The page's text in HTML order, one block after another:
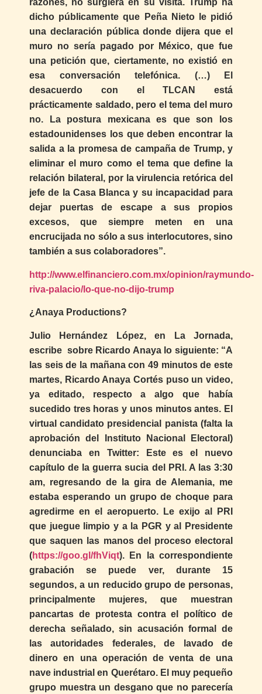
razones, no surgiera en su visita. Trump ha
dicho públicamente que Peña Nieto le pidió
una declaración pública donde dijera que el
muro no sería pagado por México, que fue
una petición que, ciertamente, no existió en
esa conversación telefónica. (…) El
desacuerdo con el TLCAN está
prácticamente saldado, pero el tema del muro
no. La postura mexicana es que son los
estadounidenses los que deben encontrar la
salida a la promesa de campaña de Trump, y
eliminar el muro como el tema que define la
relación bilateral, por la virulencia retórica del
jefe de la Casa Blanca y su incapacidad para
dejar puertas de escape a sus propios
excesos, que siempre meten en una
encrucijada no sólo a sus interlocutores, sino
también a sus colaboradores”.
http://www.elfinanciero.com.mx/opinion/raymundo-
riva-palacio/lo-que-no-dijo-trump
¿Anaya Productions?
Julio Hernández López, en La Jornada,
escribe sobre Ricardo Anaya lo siguiente: “A
las seis de la mañana con 49 minutos de este
martes, Ricardo Anaya Cortés puso un video,
ya editado, respecto a algo que había
sucedido tres horas y unos minutos antes. El
virtual candidato presidencial panista (falta la
aprobación del Instituto Nacional Electoral)
denunciaba en Twitter: Este es el nuevo
capítulo de la guerra sucia del PRI. A las 3:30
am, regresando de la gira de Alemania, me
estaba esperando un grupo de choque para
agredirme en el aeropuerto. Le exijo al PRI
que juegue limpio y a la PGR y al Presidente
que saquen las manos del proceso electoral
(https://goo.gl/fhViqt). En la correspondiente
grabación se puede ver, durante 15
segundos, a un reducido grupo de personas,
principalmente mujeres, que muestran
pancartas de protesta contra el político de
derecha señalado, sin acusación formal de
las autoridades federales, de lavado de
dinero en una operación de venta de una
nave industrial en Querétaro. El muy pequeño
grupo muestra un desgano que no parecería